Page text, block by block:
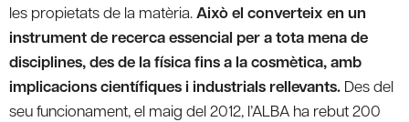
les propietats de la matèria.Això el converteix en un
instrument de recerca essencial per a tota mena de
disciplines, des de la física fins a la cosmètica, amb
implicacions científiques i industrials rellevants. Des del
seu funcionament, el maig del 2012, l’ALBA ha rebut 200